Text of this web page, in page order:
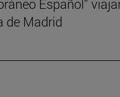
Español”
de Madrid